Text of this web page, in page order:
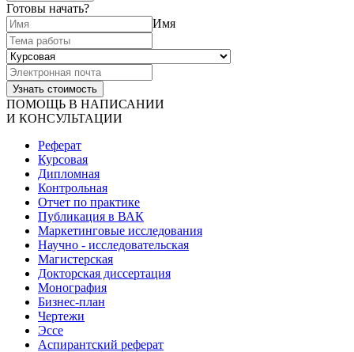
Готовы начать?
Имя
ПОМОЩЬ В НАПИСАНИИ
И КОНСУЛЬТАЦИИ
Реферат
Курсовая
Дипломная
Контрольная
Отчет по практике
Публикация в ВАК
Маркетинговые исследования
Научно - исследовательская
Магистерская
Докторская диссертация
Монография
Бизнес-план
Чертежи
Эссе
Аспирантский реферат